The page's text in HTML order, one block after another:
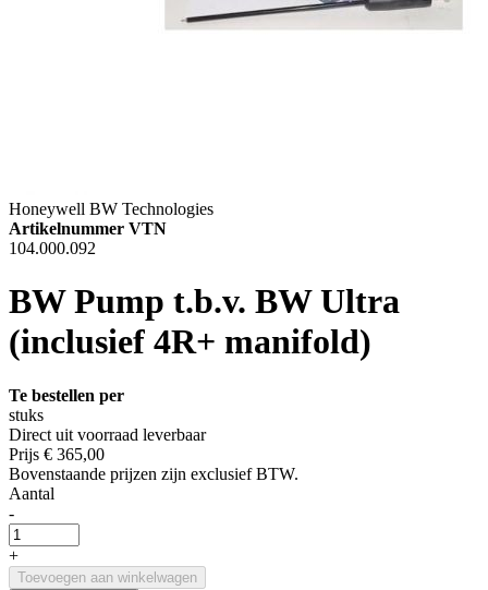
Honeywell BW Technologies
Artikelnummer VTN
104.000.092
BW Pump t.b.v. BW Ultra
(inclusief 4R+ manifold)
Te bestellen per
stuks
Direct uit voorraad leverbaar
Prijs € 365,00
Bovenstaande prijzen zijn exclusief BTW.
Aantal
-
+
Toevoegen aan winkelwagen